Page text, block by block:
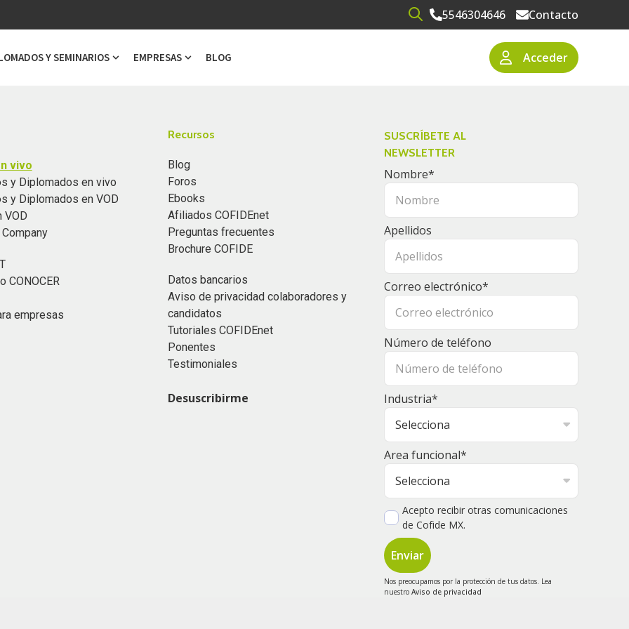
Open search5546304646 Contacto
for Cursos
Y SEMINARIOS
Show submenu for Diplomados y Seminarios
EMPRESAS
Show submenu for Empresas
BLOG Acceder
vivo
y Diplomados en vivo
y Diplomados en VOD
VOD
CONOCER
empresas
Recursos
Blog
Foros
Ebooks
Afiliados COFIDEnet
Preguntas frecuentes
Brochure COFIDE
Datos bancarios
Aviso de privacidad colaboradores y
candidatos
Tutoriales COFIDEnet
Ponentes
Testimoniales
Desuscribirme
SUSCRÍBETE AL
NEWSLETTER
Nombre*
Apellidos
Correo electrónico*
Número de teléfono
Industria*
Area funcional*
Acepto recibir otras comunicaciones
de Cofide MX.
Nos preocupamos por la protección de tus datos. Lea
nuestroAviso de privacidad